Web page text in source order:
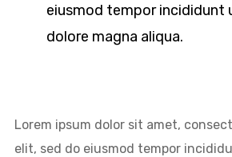
eiusmod tempor incididunt
dolore magna aliqua.
Lorem ipsum dolor sit amet,
elit, sed do eiusmod tempor